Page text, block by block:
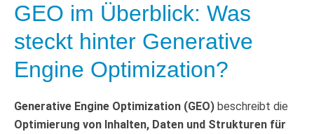
GEO im Überblick: Was
steckt hinter Generative
Engine Optimization?
Generative Engine Optimization (GEO) beschreibt die
Optimierung von Inhalten, Daten und Strukturen für